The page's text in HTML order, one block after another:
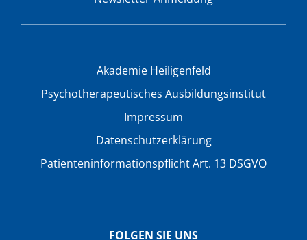
Akademie Heiligenfeld
Psychotherapeutisches Ausbildungsinstitut
Impressum
Datenschutzerklärung
Patienteninformationspflicht Art. 13 DSGVO
FOLGEN SIE UNS